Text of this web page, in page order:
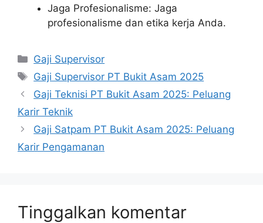
Jaga Profesionalisme: Jaga
profesionalisme dan etika kerja Anda.
Kategori
Gaji Supervisor
Tag
Gaji Supervisor PT Bukit Asam 2025
Gaji Teknisi PT Bukit Asam 2025: Peluang
Karir Teknik
Gaji Satpam PT Bukit Asam 2025: Peluang
Karir Pengamanan
Tinggalkan komentar